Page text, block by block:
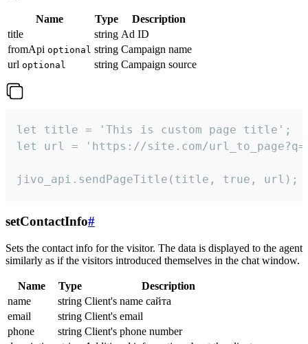
Name Type
Description
title
string Ad ID
fromApi optional string Campaign name
url optional string Campaign source
let title = 'This is custom page title';
let url = 'https://site.com/
jivo_api.sendPageTitle(title, true, url);
setContactInfo#
Sets the contact info for the visitor. The data is displayed to the agent
similarly as if the visitors introduced themselves in the chat window.
Name Type
Description
name
string Client's name сайта
email
string Client's email
phone
string Client's phone number